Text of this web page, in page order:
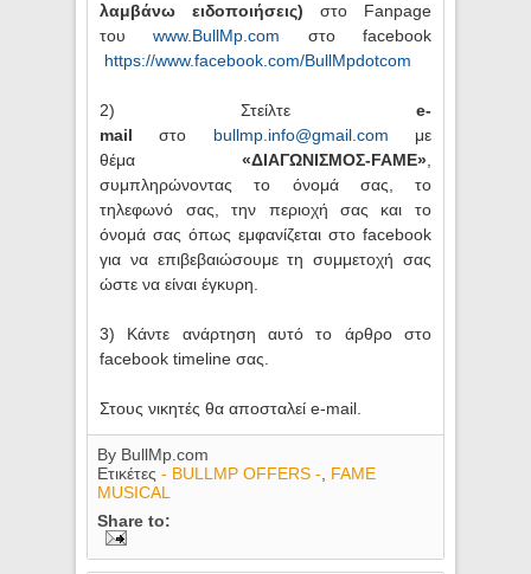
λαμβάνω ειδοποιήσεις) στο Fanpage
τουwww.BullMp.com στο facebook
https://www.facebook.com/BullMpdotcom
2) Στείλτε e-
mail στο bullmp.info@gmail.com με
θέμα «ΔΙΑΓΩΝΙΣΜΟΣ-FAME»,
συμπληρώνοντας το όνομά σας, το
τηλεφωνό σας, την περιοχή σας και το
όνομά σας όπως εμφανίζεται στο facebook
για να επιβεβαιώσουμε τη συμμετοχή σας
ώστε να είναι έγκυρη.
3) Κάντε ανάρτηση αυτό το άρθρο στο
facebook timeline σας.
Στους νικητές θα αποσταλεί e-mail.
By BullMp.com
Ετικέτες- BULLMP OFFERS -
FAME
MUSICAL
Share to: